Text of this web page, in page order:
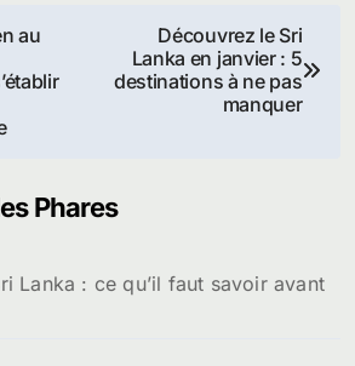
au
Découvrez le Sri
Lanka en janvier : 5
destinations à ne pas
manquer
Phares
Lanka : ce qu’il faut savoir avant